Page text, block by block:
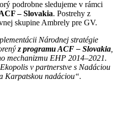
podrobne sledujeme v rámci
– Slovakia. Postrehy z
skupine Ambrely pre GV.
Národnej stratégie
z programu ACF – Slovakia
mechanizmu EHP 2014–2021.
v partnerstve s Nadáciou
Karpatskou nadáciou“.